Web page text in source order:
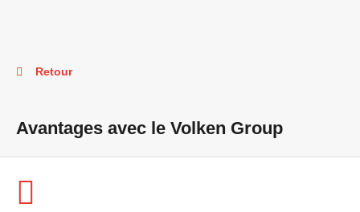
Retour
Avantages avec le Volken Group